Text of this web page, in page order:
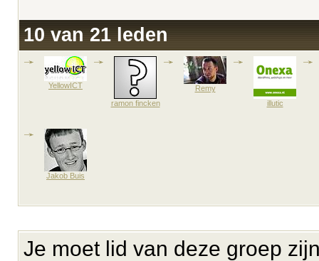
10 van 21 leden
YellowICT
ramon fincken
Remy
illutic
Jakob Buis
Je moet lid van deze groep